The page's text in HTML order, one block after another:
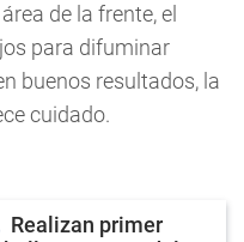
de la frente, el
para difuminar
buenos resultados, la
cuidado.
Realizan primer